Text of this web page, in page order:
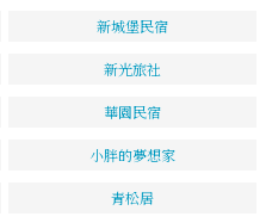
新城堡民宿
新光旅社
華園民宿
小胖的夢想家
青松居